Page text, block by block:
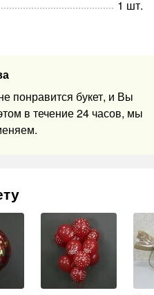
понравится букет, и Вы
в течение 24 часов, мы
1 шт.